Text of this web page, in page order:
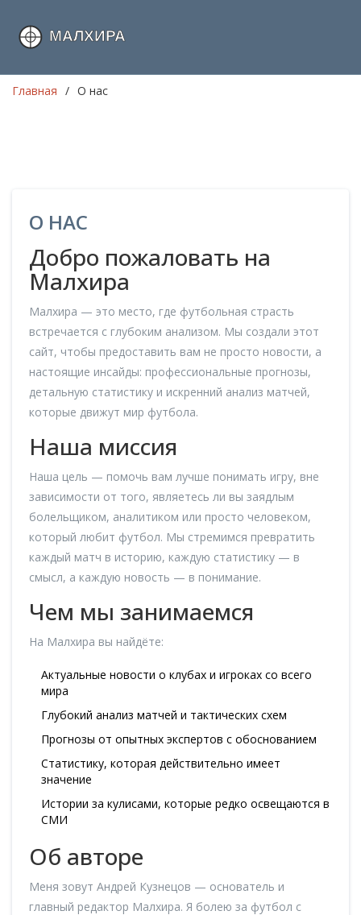
Главная О нас
О НАС
Добро пожаловать на
Малхира
Малхира — это место, где футбольная страсть
встречается с глубоким анализом. Мы создали этот
сайт, чтобы предоставить вам не просто новости, а
настоящие инсайды: профессиональные прогнозы,
детальную статистику и искренний анализ матчей,
которые движут мир футбола.
Наша миссия
Наша цель — помочь вам лучше понимать игру, вне
зависимости от того, являетесь ли вы заядлым
болельщиком, аналитиком или просто человеком,
который любит футбол. Мы стремимся превратить
каждый матч в историю, каждую статистику — в
смысл, а каждую новость — в понимание.
Чем мы занимаемся
На Малхира вы найдёте:
Актуальные новости о клубах и игроках со всего
мира
Глубокий анализ матчей и тактических схем
Прогнозы от опытных экспертов с обоснованием
Статистику, которая действительно имеет
значение
Истории за кулисами, которые редко освещаются в
СМИ
Об авторе
Меня зовут Андрей Кузнецов — основатель и
главный редактор Малхира. Я болею за футбол с